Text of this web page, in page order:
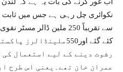
اب غور کرنے کی بات یہ ہے کہ
نکوائری چل رہی ہے جس میں ثابت
سے تقریباً 250 ملین ڈالر
کئے گئے
رشوت دینے کے لیے استعمال
عمران خان تھے۔یعنی اس طرح